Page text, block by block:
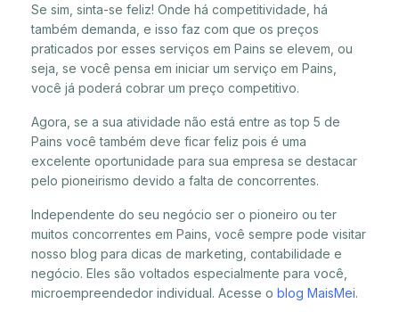
Se sim, sinta-se feliz! Onde há competitividade, há
também demanda, e isso faz com que os preços
praticados por esses serviços em Pains se elevem, ou
seja, se você pensa em iniciar um serviço em Pains,
você já poderá cobrar um preço competitivo.
Agora, se a sua atividade não está entre as top 5 de
Pains você também deve ficar feliz pois é uma
excelente oportunidade para sua empresa se destacar
pelo pioneirismo devido a falta de concorrentes.
Independente do seu negócio ser o pioneiro ou ter
muitos concorrentes em Pains, você sempre pode visitar
nosso blog para dicas de marketing, contabilidade e
negócio. Eles são voltados especialmente para você,
microempreendedor individual. Acesse o blog MaisMei.